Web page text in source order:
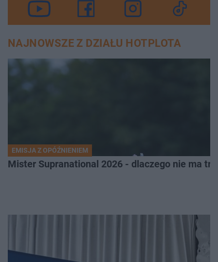
NAJNOWSZE Z DZIAŁU HOTPLOTA
EMISJA Z OPÓŹNIENIEM
Mister Supranational 2026 - dlaczego nie ma